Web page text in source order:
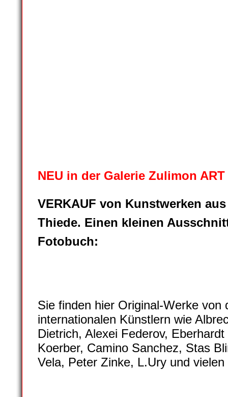
NEU in der Galerie Zulimon
VERKAUF von Kunstwerken
Thiede. Einen kleinen
Fotobuch:
Sie finden hier Original-Werke von
internationalen Künstlern wie
Dietrich, Alexei Federov,
Koerber, Camino Sanchez, Stas
Vela, Peter Zinke, L.Ury und